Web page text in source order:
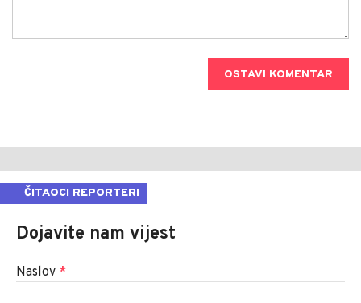
OSTAVI KOMENTAR
ČITAOCI REPORTERI
Dojavite nam vijest
Naslov *